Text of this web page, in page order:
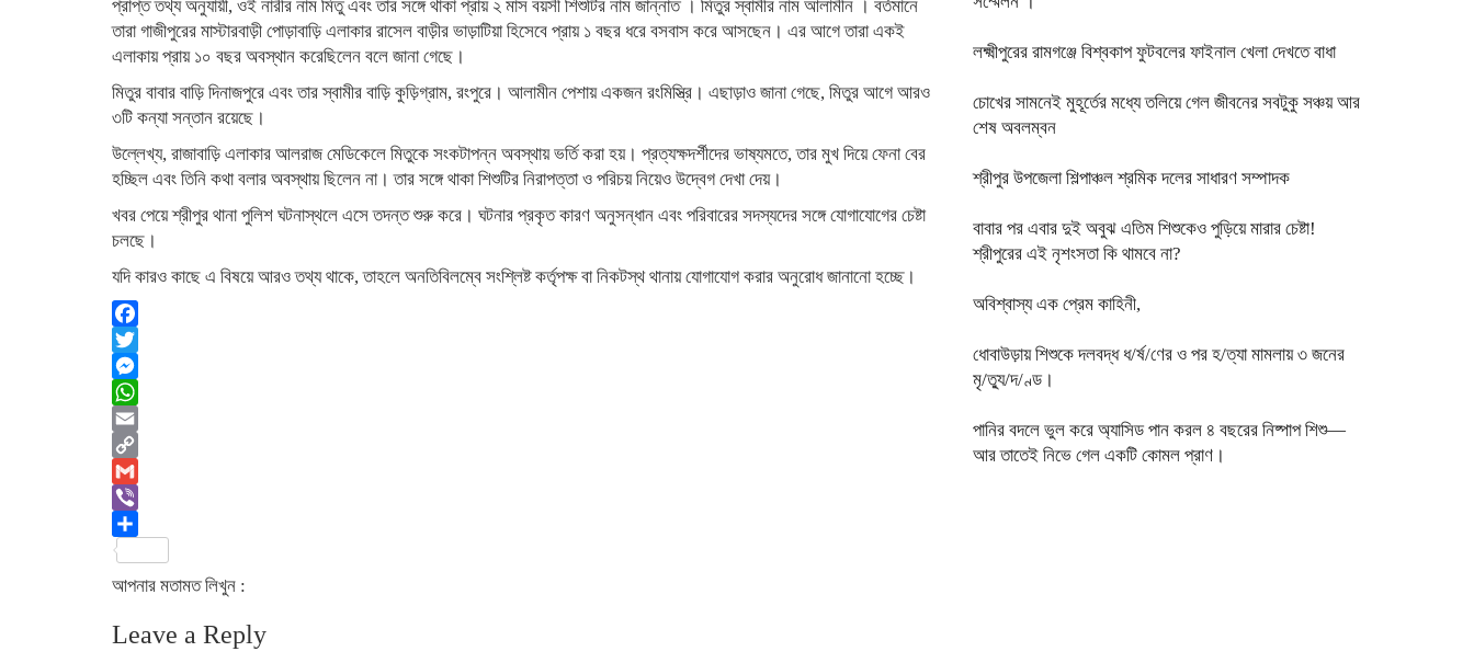
প্রাপ্ত তথ্য অনুযায়ী, ওই নারীর নাম মিতু এবং তার সঙ্গে থাকা প্রায় ২ মাস বয়সী শিশুটির নাম জান্নাত । মিতুর স্বামীর নাম আলামীন । বর্তমানে
তারা গাজীপুরের মাস্টারবাড়ী পোড়াবাড়ি এলাকার রাসেল বাড়ীর ভাড়াটিয়া হিসেবে প্রায় ১ বছর ধরে বসবাস করে আসছেন। এর আগে তারা একই
এলাকায় প্রায় ১০ বছর অবস্থান করেছিলেন বলে জানা গেছে।
মিতুর বাবার বাড়ি দিনাজপুরে এবং তার স্বামীর বাড়ি কুড়িগ্রাম, রংপুরে। আলামীন পেশায় একজন রংমিস্ত্রি। এছাড়াও জানা গেছে, মিতুর আগে আরও
৩টি কন্যা সন্তান রয়েছে।
উল্লেখ্য, রাজাবাড়ি এলাকার আলরাজ মেডিকেলে মিতুকে সংকটাপন্ন অবস্থায় ভর্তি করা হয়। প্রত্যক্ষদর্শীদের ভাষ্যমতে, তার মুখ দিয়ে ফেনা বের
হচ্ছিল এবং তিনি কথা বলার অবস্থায় ছিলেন না। তার সঙ্গে থাকা শিশুটির নিরাপত্তা ও পরিচয় নিয়েও উদ্বেগ দেখা দেয়।
খবর পেয়ে শ্রীপুর থানা পুলিশ ঘটনাস্থলে এসে তদন্ত শুরু করে। ঘটনার প্রকৃত কারণ অনুসন্ধান এবং পরিবারের সদস্যদের সঙ্গে যোগাযোগের চেষ্টা
চলছে।
যদি কারও কাছে এ বিষয়ে আরও তথ্য থাকে, তাহলে অনতিবিলম্বে সংশ্লিষ্ট কর্তৃপক্ষ বা নিকটস্থ থানায় যোগাযোগ করার অনুরোধ জানানো হচ্ছে।
Facebook
Twitter
Messenger
WhatsApp
Email
Copy
Link
Gmail
Viber
আপনার মতামত লিখুন :
Leave a Reply
লক্ষ্মীপুরের রামগঞ্জে বিশ্বকাপ ফুটবলের ফাইনাল খেলা দেখতে বাধা
চোখের সামনেই মুহূর্তের মধ্যে তলিয়ে গেল জীবনের সবটুকু সঞ্চয় আর
শেষ অবলম্বন
শ্রীপুর উপজেলা শিল্পাঞ্চল শ্রমিক দলের সাধারণ সম্পাদক
বাবার পর এবার দুই অবুঝ এতিম শিশুকেও পুড়িয়ে মারার চেষ্টা!
শ্রীপুরের এই নৃশংসতা কি থামবে না?
অবিশ্বাস্য এক প্রেম কাহিনী,
ধোবাউড়ায় শিশুকে দলবদ্ধ ধ/র্ষ/ণের ও পর হ/ত্যা মামলায় ৩ জনের
মৃ/ত্যু/দ/ণ্ড।
পানির বদলে ভুল করে অ্যাসিড পান করল ৪ বছরের নিষ্পাপ শিশু—
আর তাতেই নিভে গেল একটি কোমল প্রাণ।